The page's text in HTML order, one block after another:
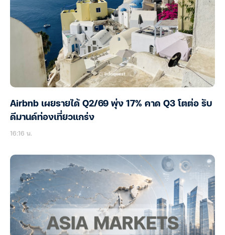
Airbnb เผยรายได้ Q2/69 พุ่ง 17% คาด Q3 โตต่อ รับ
ดีมานด์ท่องเที่ยวแกร่ง
16:16 น.